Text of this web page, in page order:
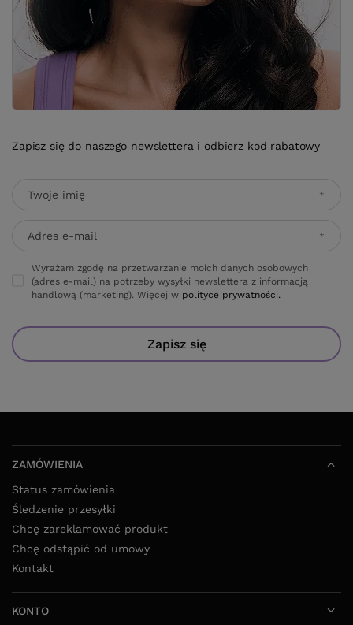
Zapisz się do naszego newslettera i odbierz kod rabatowy
Twoje imię
Adres e-mail
Wyrażam zgodę na przetwarzanie moich danych osobowych
(adres e-mail) na potrzeby wysyłki newslettera z informacją
handlową (marketing). Więcej w polityce prywatności.
Zapisz się
ZAMÓWIENIA
Status zamówienia
Śledzenie przesyłki
Chcę zareklamować produkt
Chcę odstąpić od umowy
Kontakt
KONTO